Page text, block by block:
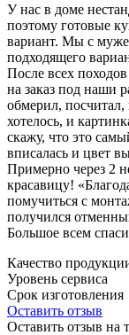
У нас в доме
поэтому готовые
вариант. Мы с
подходящего
После всех
на заказ под наши
обмерил,
хотелось, и
скажу, что это
вписалась и цвет
Примерно через 2
красавицу!
помучиться с
получился
Большое всем
Качество
Уровень сервиса
Срок изготовления
Оставить отзыв
Оставить отзыв на